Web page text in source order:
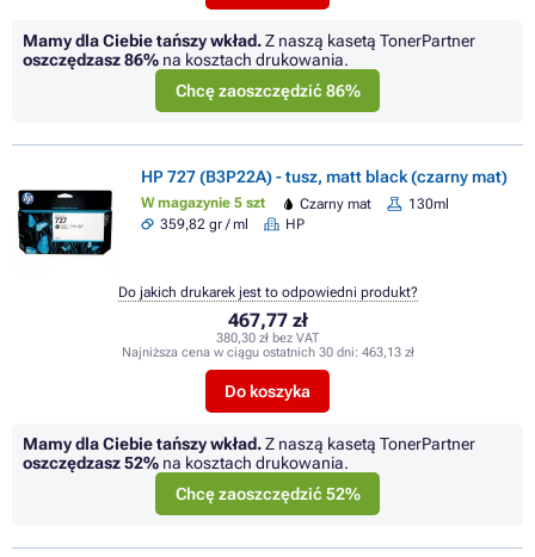
Mamy dla Ciebie tańszy wkład.Z naszą kasetą TonerPartner
oszczędzasz86% na kosztach drukowania.
Chcę zaoszczędzić 86%
HP 727 (B3P22A) - tusz, matt black (czarny mat)
W magazynie 5 szt Czarny mat
130ml
359,82 gr / ml
HP
467,77 zł
380,30 zł bez VAT
Najniższa cena w ciągu ostatnich 30 dni: 463,13 zł
Do koszyka
Do jakich drukarek jest to odpowiedni produkt?
Mamy dla Ciebie tańszy wkład.Z naszą kasetą TonerPartner
oszczędzasz52% na kosztach drukowania.
Chcę zaoszczędzić 52%